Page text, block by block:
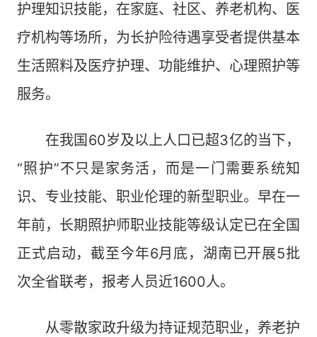
护理知识技能，在家庭、社区、养老机构、医
疗机构等场所，为长护险待遇享受者提供基本
生活照料及医疗护理、功能维护、心理照护等
服务。
在我国60岁及以上人口已超3亿的当下，
“照护”不只是家务活，而是一门需要系统知
识、专业技能、职业伦理的新型职业。早在一
年前，长期照护师职业技能等级认定已在全国
正式启动，截至今年6月底，湖南已开展5批
次全省联考，报考人员近1600人。
从零散家政升级为持证规范职业，养老护